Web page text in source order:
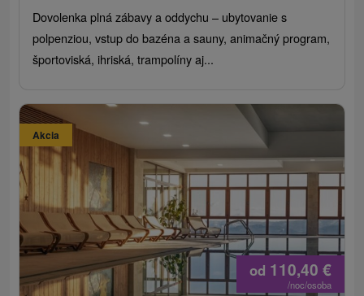
Dovolenka plná zábavy a oddychu – ubytovanie s
polpenziou, vstup do bazéna a sauny, animačný program,
športoviská, ihriská, trampolíny aj...
Akcia
od 110,40 €
/noc/osoba